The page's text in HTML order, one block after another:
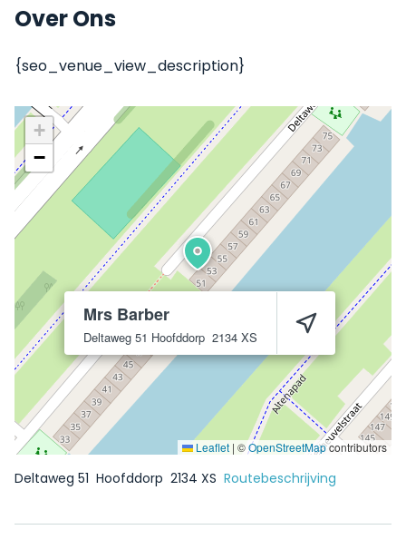
Over Ons
{seo_venue_view_description}
Mrs Barber
Deltaweg 51 Hoofddorp 2134 XS
+
−
Leaflet | ©OpenStreetMapcontributors
Deltaweg 51 Hoofddorp 2134 XS Routebeschrijving